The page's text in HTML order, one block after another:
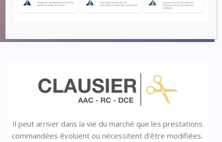
Il peut arriver dans la vie du marché que les prestations
commandées évoluent ou nécessitent d’être modifiées.